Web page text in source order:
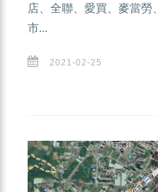
店、全聯、愛買、麥當勞
市...
2021-02-25